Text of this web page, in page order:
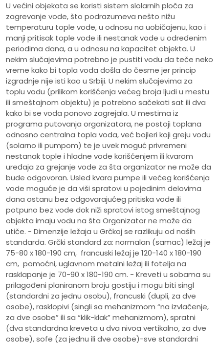
U većini objekata se koristi sistem slolarnih ploča za
zagrevanje vode, što podrazumeva nešto nižu
temperaturu tople vode, u odnosu na uobičajenu, kao i
manji pritisak tople vode ili nestanak vode u određenim
periodima dana, a u odnosu na kapacitet objekta. U
nekim slučajevima potrebno je pustiti vodu da teče neko
vreme kako bi topla voda došla do česme jer princip
izgradnje nije isti kao u Srbiji. U nekim slučajevima za
toplu vodu (prilikom korišćenja većeg broja ljudi u mestu
ili smeštajnom objektu) je potrebno sačekati sat ili dva
kako bi se voda ponovo zagrejala. U mestima iz
programa putovanja organizatora, ne postoji toplana
odnosno centralna topla voda, već bojleri koji greju vodu
(solarno ili pumpom) te je uvek moguć privremeni
nestanak tople i hladne vode korišćenjem ili kvarom
uređaja za grejanje vode za šta organizator ne može da
bude odgovoran. Usled kvara pumpe ili većeg korišćenja
vode moguće je da viši spratovi u pojedinim delovima
dana ostanu bez odgovarajućeg pritiska vode ili
potpuno bez vode dok niži spratovi istog smeštajnog
objekta imaju vodu na šta Organizator ne može da
utiče. - Dimenzije ležaja u Grčkoj se razlikuju od naših
standarda. Grčki standard za: normalan (samac) ležaj je
75-80 x 180-190 cm, francuski ležaj je 120-140 x 180-190
cm, pomoćni, uglavnom metalni ležaj ili fotelja na
rasklapanje je 70-90 x 180-190 cm. - Kreveti u sobama su
prilagođeni planiranom broju gostiju i mogu biti singl
(standardni za jednu osobu), francuski (dupli, za dve
osobe), rasklopivi (singli sa mehanizmom “na izvlačenje,
za dve osobe” ili sa “klik-klak” mehanizmom), spratni
(dva standardna kreveta u dva nivoa vertikalno, za dve
osobe), sofe (za jednu ili dve osobe)-sve standardni